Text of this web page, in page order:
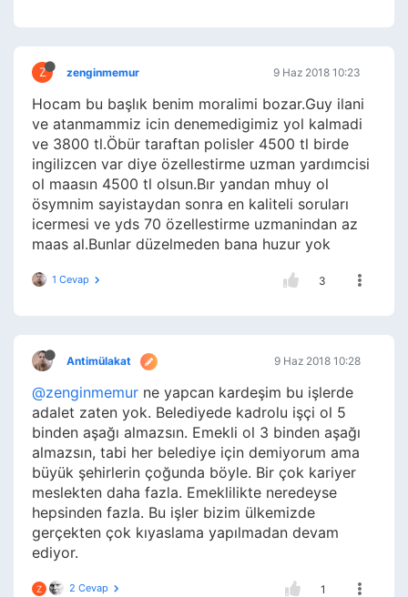
Z zenginmemur 9 Haz 2018 10:23
Hocam bu başlık benim moralimi bozar.Guy ilani
ve atanmammiz icin denemedigimiz yol kalmadi
ve 3800 tl.Öbür taraftan polisler 4500 tl birde
ingilizcen var diye özellestirme uzman yardımcisi
ol maasın 4500 tl olsun.Bır yandan mhuy ol
ösymnim sayistaydan sonra en kaliteli soruları
icermesi ve yds 70 özellestirme uzmanindan az
maas al.Bunlar düzelmeden bana huzur yok
1 Cevap 3
Antimülakat 9 Haz 2018 10:28
@zenginmemur ne yapcan kardeşim bu işlerde
adalet zaten yok. Belediyede kadrolu işçi ol 5
binden aşağı almazsın. Emekli ol 3 binden aşağı
almazsın, tabi her belediye için demiyorum ama
büyük şehirlerin çoğunda böyle. Bir çok kariyer
meslekten daha fazla. Emeklilikte neredeyse
hepsinden fazla. Bu işler bizim ülkemizde
gerçekten çok kıyaslama yapılmadan devam
ediyor.
Z 2 Cevap 1